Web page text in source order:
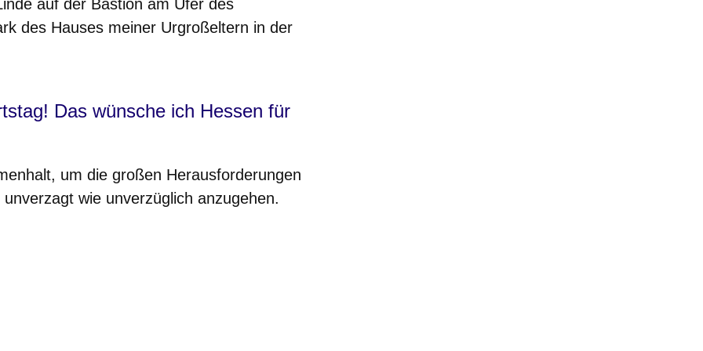
auf der Bastion am Ufer des
des Hauses meiner Urgroßeltern in der
Das wünsche ich Hessen für
um die großen Herausforderungen
wie unverzüglich anzugehen.